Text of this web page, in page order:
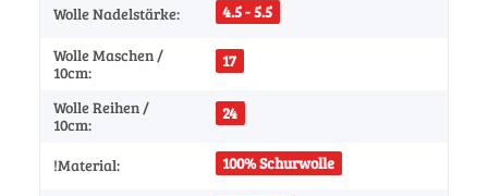
Wolle Nadelstärke: 4.5 - 5.5
Wolle Maschen /
10cm:
17
Wolle Reihen /
10cm:
24
!Material: 100% Schurwolle